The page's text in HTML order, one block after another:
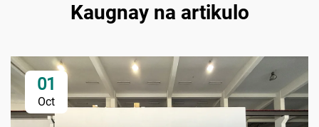
Kaugnay na artikulo
01
Oct